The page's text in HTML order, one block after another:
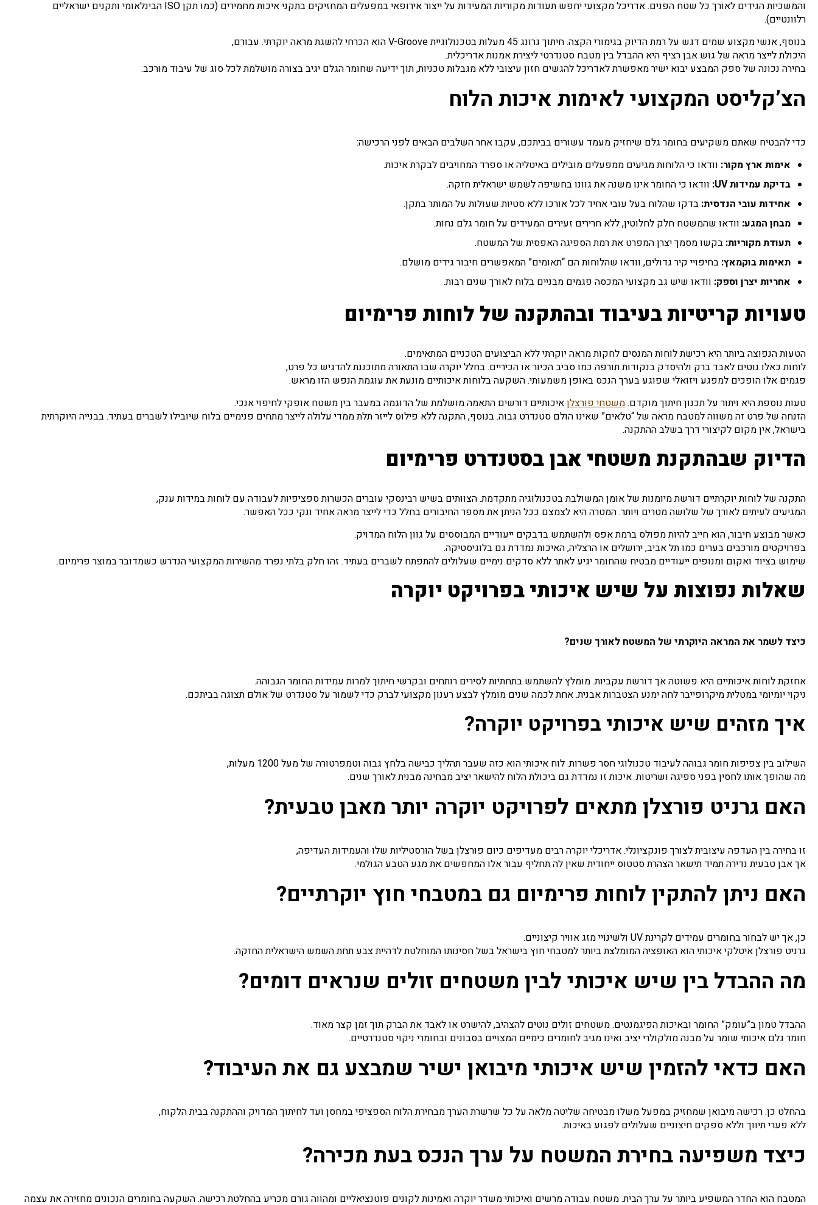
והמשכיות הגידים לאורך כל שטח הפנים. אדריכל מקצועי יחפש תעודות מקוריות המעידות על ייצור אירופאי במפעלים המחזיקים בתקני איכות מחמירים (כמו תקן ISO הבינלאומי ותקנים ישראליים
רלוונטיים).
בנוסף, אנשי מקצוע שמים דגש על רמת הדיוק בגימורי הקצה. חיתוך גרונג 45 מעלות בטכנולוגיית V-Groove הוא הכרחי להשגת מראה יוקרתי. עבורם,
היכולת לייצר מראה של גוש אבן רציף היא ההבדל בין מטבח סטנדרטי ליצירת אמנות אדריכלית.
בחירה נכונה של ספק המבצע יבוא ישיר מאפשרת לאדריכל להגשים חזון עיצובי ללא מגבלות טכניות, תוך ידיעה שחומר הגלם יגיב בצורה מושלמת לכל סוג של עיבוד מורכב.
הצ’קליסט המקצועי לאימות איכות הלוח
כדי להבטיח שאתם משקיעים בחומר גלם שיחזיק מעמד עשורים בביתכם, עקבו אחר השלבים הבאים לפני הרכישה:
אימות ארץ מקור: וודאו כי הלוחות מגיעים ממפעלים מובילים באיטליה או ספרד המחויבים לבקרת איכות.
בדיקת עמידותUV
: וודאו כי החומר אינו משנה את גוונו בחשיפה לשמש ישראלית חזקה.
אחידות עובי הנדסית: בדקו שהלוח בעל עובי אחיד לכל אורכו ללא סטיות שעולות על המותר בתקן.
מבחן המגע: וודאו שהמשטח חלק לחלוטין, ללא חרירים זעירים המעידים על חומר גלם נחות.
תעודת מקוריות: בקשו מסמך יצרן המפרט את רמת הספיגה האפסית של המשטח.
תאימות בוקמאץ: בחיפויי קיר גדולים, וודאו שהלוחות הם “תאומים” המאפשרים חיבור גידים מושלם.
אחריות יצרן וספק: וודאו שיש גב מקצועי המכסה פגמים מבניים בלוח לאורך שנים רבות.
טעויות קריטיות בעיבוד ובהתקנה של לוחות פרימיום
הטעות הנפוצה ביותר היא רכישת לוחות המנסים לחקות מראה יוקרתי ללא הביצועים הטכניים המתאימים.
לוחות כאלו נוטים לאבד ברק ולהיסדק בנקודות תורפה כמו סביב הכיור או הכיריים. בחלל יוקרה שבו התאורה מתוכננת להדגיש כל פרט,
פגמים אלו הופכים למפגע ויזואלי שפוגע בערך הנכס באופן משמעותי. השקעה בלוחות איכותיים מונעת את עוגמת הנפש הזו מראש.
טעות נוספת היא ויתור על תכנון חיתוך מוקדם.משטחי פורצלןאיכותיים דורשים התאמה מושלמת של הדוגמה במעבר בין משטח אופקי לחיפוי אנכי.
הזנחה של פרט זה משווה למטבח מראה של “טלאים” שאינו הולם סטנדרט גבוה. בנוסף, התקנה ללא פילוס לייזר תלת ממדי עלולה לייצר מתחים פנימיים בלוח שיובילו לשברים בעתיד. בבנייה היוקרתית
בישראל, אין מקום לקיצורי דרך בשלב ההתקנה.
הדיוק שבהתקנת משטחי אבן בסטנדרט פרימיום
התקנה של לוחות יוקרתיים דורשת מיומנות של אומן המשולבת בטכנולוגיה מתקדמת. הצוותים בשיש רבינסקי עוברים הכשרות ספציפיות לעבודה עם לוחות במידות ענק,
המגיעים לעיתים לאורך של שלושה מטרים ויותר. המטרה היא לצמצם ככל הניתן את מספר החיבורים בחלל כדי לייצר מראה אחיד ונקי ככל האפשר.
כאשר מבוצע חיבור, הוא חייב להיות מפולס ברמת אפס ולהשתמש בדבקים ייעודיים המבוססים על גוון הלוח המדויק.
בפרויקטים מורכבים בערים כמו תל אביב, ירושלים או הרצליה, האיכות נמדדת גם בלוגיסטיקה.
שימוש בציוד ואקום ומנופים ייעודיים מבטיח שהחומר יגיע לאתר ללא סדקים נימיים שעלולים להתפתח לשברים בעתיד. זהו חלק בלתי נפרד מהשירות המקצועי הנדרש כשמדובר במוצר פרימיום.
שאלות נפוצות על שיש איכותי בפרויקט יוקרה
כיצד לשמר את המראה היוקרתי של המשטח לאורך שנים?
אחזקת לוחות איכותיים היא פשוטה אך דורשת עקביות. מומלץ להשתמש בתחתיות לסירים רותחים ובקרשי חיתוך למרות עמידות החומר הגבוהה.
ניקוי יומיומי במטלית מיקרופייבר לחה ימנע הצטברות אבנית. אחת לכמה שנים מומלץ לבצע רענון מקצועי לברק כדי לשמור על סטנדרט של אולם תצוגה בביתכם.
איך מזהים שיש איכותי בפרויקט יוקרה?
השילוב בין צפיפות חומר גבוהה לעיבוד טכנולוגי חסר פשרות. לוח איכותי הוא כזה שעבר תהליך כבישה בלחץ גבוה וטמפרטורה של מעל 1200 מעלות,
מה שהופך אותו לחסין בפני ספיגה ושריטות. איכות זו נמדדת גם ביכולת הלוח להישאר יציב מבחינה מבנית לאורך שנים.
האם גרניט פורצלן מתאים לפרויקט יוקרה יותר מאבן טבעית?
זו בחירה בין העדפה עיצובית לצורך פונקציונלי. אדריכלי יוקרה רבים מעדיפים כיום פורצלן בשל הורסטיליות שלו והעמידות העדיפה,
אך אבן טבעית נדירה תמיד תישאר הצהרת סטטוס ייחודית שאין לה תחליף עבור אלו המחפשים את מגע הטבע הגולמי.
האם ניתן להתקין לוחות פרימיום גם במטבחי חוץ יוקרתיים?
כן, אך יש לבחור בחומרים עמידים לקרינת UV ולשינויי מזג אוויר קיצוניים.
גרניט פורצלן איטלקי איכותי הוא האופציה המומלצת ביותר למטבחי חוץ בישראל בשל חסינותו המוחלטת לדהיית צבע תחת השמש הישראלית החזקה.
מה ההבדל בין שיש איכותי לבין משטחים זולים שנראים דומים?
ההבדל טמון ב”עומק” החומר ובאיכות הפיגמנטים. משטחים זולים נוטים להצהיב, להישרט או לאבד את הברק תוך זמן קצר מאוד.
חומר גלם איכותי שומר על מבנה מולקולרי יציב ואינו מגיב לחומרים כימיים המצויים בסבונים ובחומרי ניקוי סטנדרטיים.
האם כדאי להזמין שיש איכותי מיבואן ישיר שמבצע גם את העיבוד?
בהחלט כן. רכישה מיבואן שמחזיק במפעל משלו מבטיחה שליטה מלאה על כל שרשרת הערך מבחירת הלוח הספציפי במחסן ועד לחיתוך המדויק וההתקנה בבית הלקוח,
ללא פערי תיווך וללא ספקים חיצוניים שעלולים לפגוע באיכות.
כיצד משפיעה בחירת המשטח על ערך הנכס בעת מכירה?
המטבח הוא החדר המשפיע ביותר על ערך הבית. משטח עבודה מרשים ואיכותי משדר יוקרה ואמינות לקונים פוטנציאליים ומהווה גורם מכריע בהחלטת רכישה. השקעה בחומרים הנכונים מחזירה את עצמה